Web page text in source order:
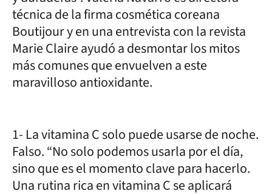
técnica de la firma cosmética coreana
Boutijour y en una entrevista con la revista
Marie Claire ayudó a desmontar los mitos
más comunes que envuelven a este
maravilloso antioxidante.
1- La vitamina C solo puede usarse de noche.
Falso. “No solo podemos usarla por el día,
sino que es el momento clave para hacerlo.
Una rutina rica en vitamina C se aplicará